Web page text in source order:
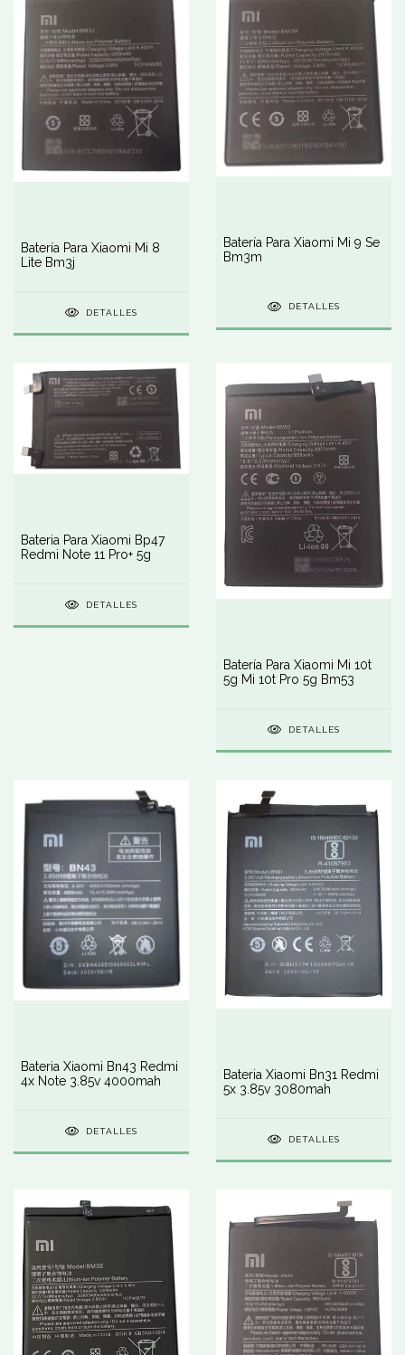
Batería Para Xiaomi Mi 8
Lite Bm3j
DETALLES
Batería Para Xiaomi Mi 9 Se
Bm3m
DETALLES
Bateria Para Xiaomi Bp47
Redmi Note 11 Pro+ 5g
DETALLES
Batería Para Xiaomi Mi 10t
5g Mi 10t Pro 5g Bm53
DETALLES
Bateria Xiaomi Bn43 Redmi
4x Note 3.85v 4000mah
DETALLES
Bateria Xiaomi Bn31 Redmi
5x 3.85v 3080mah
DETALLES